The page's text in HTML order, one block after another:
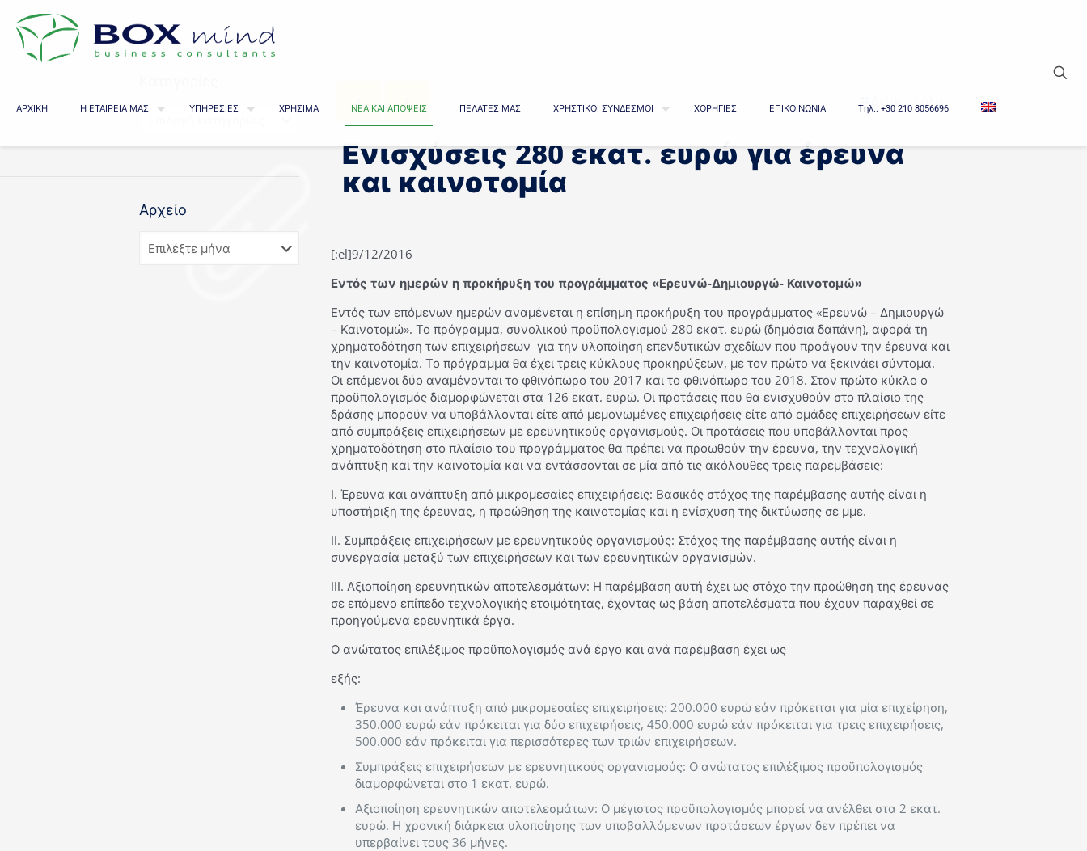
ΑΡΧΙΚΗ Η ΕΤΑΙΡΕΙΑ ΜΑΣ ΥΠΗΡΕΣΙΕΣ ΧΡΗΣΙΜΑ ΝΕΑ ΚΑΙ ΑΠΟΨΕΙΣ ΠΕΛΑΤΕΣ ΜΑΣ ΧΡΗΣΤΙΚΟΙ ΣΥΝΔΕΣΜΟΙ ΧΟΡΗΓΙΕΣ ΕΠΙΚΟΙΝΩΝΙΑ Tηλ.: +30 210 8056696
Ενισχύσεις 280 εκατ. ευρώ για έρευνα
και καινοτομία
[:el]9/12/2016
Εντός των ημερών η προκήρυξη του προγράμματος «Ερευνώ-Δημιουργώ- Καινοτομώ»
Εντός των επόμενων ημερών αναμένεται η επίσημη προκήρυξη του προγράμματος «Ερευνώ – Δημιουργώ
– Καινοτομώ». Το πρόγραμμα, συνολικού προϋπολογισμού 280 εκατ. ευρώ (δημόσια δαπάνη), αφορά τη
χρηματοδότηση των επιχειρήσεων για την υλοποίηση επενδυτικών σχεδίων που προάγουν την έρευνα και
την καινοτομία. Το πρόγραμμα θα έχει τρεις κύκλους προκηρύξεων, με τον πρώτο να ξεκινάει σύντομα.
Οι επόμενοι δύο αναμένονται το φθινόπωρο του 2017 και το φθινόπωρο του 2018. Στον πρώτο κύκλο ο
προϋπολογισμός διαμορφώνεται στα 126 εκατ. ευρώ. Οι προτάσεις που θα ενισχυθούν στο πλαίσιο της
δράσης μπορούν να υποβάλλονται είτε από μεμονωμένες επιχειρήσεις είτε από ομάδες επιχειρήσεων είτε
από συμπράξεις επιχειρήσεων με ερευνητικούς οργανισμούς. Οι προτάσεις που υποβάλλονται προς
χρηματοδότηση στο πλαίσιο του προγράμματος θα πρέπει να προωθούν την έρευνα, την τεχνολογική
ανάπτυξη και την καινοτομία και να εντάσσονται σε μία από τις ακόλουθες τρεις παρεμβάσεις:
Ι. Έρευνα και ανάπτυξη από μικρομεσαίες επιχειρήσεις: Βασικός στόχος της παρέμβασης αυτής είναι η
υποστήριξη της έρευνας, η προώθηση της καινοτομίας και η ενίσχυση της δικτύωσης σε μμε.
ΙΙ. Συμπράξεις επιχειρήσεων με ερευνητικούς οργανισμούς: Στόχος της παρέμβασης αυτής είναι η
συνεργασία μεταξύ των επιχειρήσεων και των ερευνητικών οργανισμών.
ΙΙΙ. Αξιοποίηση ερευνητικών αποτελεσμάτων: Η παρέμβαση αυτή έχει ως στόχο την προώθηση της έρευνας
σε επόμενο επίπεδο τεχνολογικής ετοιμότητας, έχοντας ως βάση αποτελέσματα που έχουν παραχθεί σε
προηγούμενα ερευνητικά έργα.
Ο ανώτατος επιλέξιμος προϋπολογισμός ανά έργο και ανά παρέμβαση έχει ως
εξής:
Έρευνα και ανάπτυξη από μικρομεσαίες επιχειρήσεις: 200.000 ευρώ εάν πρόκειται για μία επιχείρηση,
350.000 ευρώ εάν πρόκειται για δύο επιχειρήσεις, 450.000 ευρώ εάν πρόκειται για τρεις επιχειρήσεις,
500.000 εάν πρόκειται για περισσότερες των τριών επιχειρήσεων.
Συμπράξεις επιχειρήσεων με ερευνητικούς οργανισμούς: Ο ανώτατος επιλέξιμος προϋπολογισμός
διαμορφώνεται στο 1 εκατ. ευρώ.
Αξιοποίηση ερευνητικών αποτελεσμάτων: Ο μέγιστος προϋπολογισμός μπορεί να ανέλθει στα 2 εκατ.
ευρώ. Η χρονική διάρκεια υλοποίησης των υποβαλλόμενων προτάσεων έργων δεν πρέπει να
υπερβαίνει τους 36 μήνες.
Αρχείο